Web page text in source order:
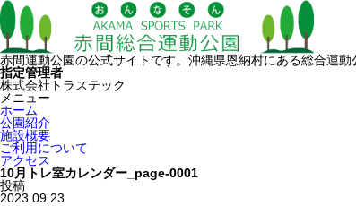
赤間運動公園の公式サイトです。沖縄県恩納村にある総合運
指定管理者
株式会社トラステック
メニュー
ホーム
公園紹介
施設概要
ご利用について
アクセス
10月トレ室カレンダー_page-0001
投稿
2023.09.23